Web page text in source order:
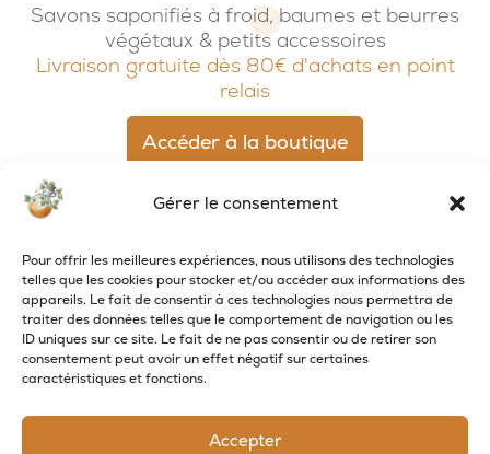
Gérer le consentement
Pour offrir les meilleures expériences, nous utilisons des technologies
telles que les cookies pour stocker et/ou accéder aux informations des
appareils. Le fait de consentir à ces technologies nous permettra de
traiter des données telles que le comportement de navigation ou les
ID uniques sur ce site. Le fait de ne pas consentir ou de retirer son
consentement peut avoir un effet négatif sur certaines
caractéristiques et fonctions.
Accepter
Savons saponifiés à froid, baumes et beurres
végétaux & petits accessoires
Livraison gratuite dès 80€ d'achats en point
relais
Accéder à la boutique
RECEVOIR LES NOUVELLES DE LA SAVONNERIE